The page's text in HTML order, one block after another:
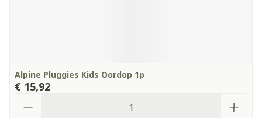
Alpine Pluggies Kids Oordop 1p
€ 15,92